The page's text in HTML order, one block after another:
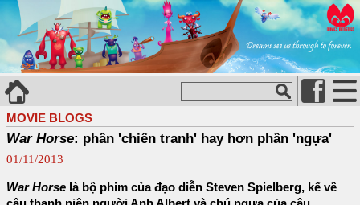
MOVIE BLOGS
War Horse: phần 'chiến tranh' hay hơn phần 'ngựa'
01/11/2013
War Horse là bộ phim của đạo diễn Steven Spielberg, kể về